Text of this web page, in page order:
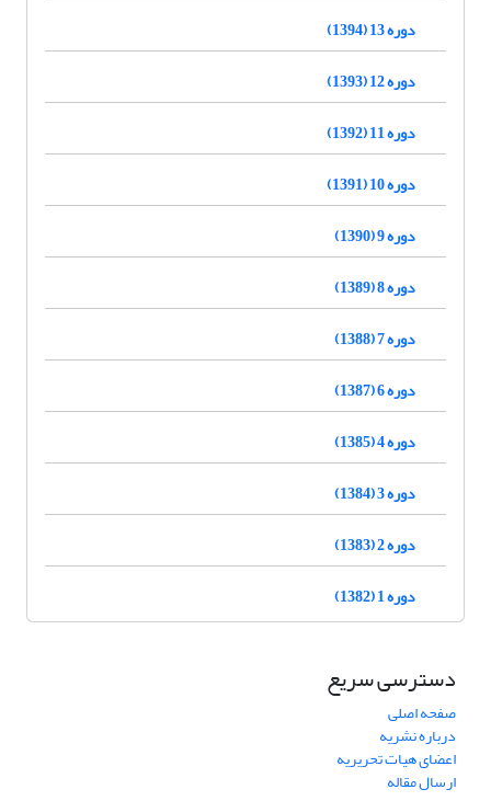
دوره 13 (1394)
دوره 12 (1393)
دوره 11 (1392)
دوره 10 (1391)
دوره 9 (1390)
دوره 8 (1389)
دوره 7 (1388)
دوره 6 (1387)
دوره 4 (1385)
دوره 3 (1384)
دوره 2 (1383)
دوره 1 (1382)
دسترسی سریع
صفحه اصلی
درباره نشریه
اعضای هیات تحریریه
ارسال مقاله